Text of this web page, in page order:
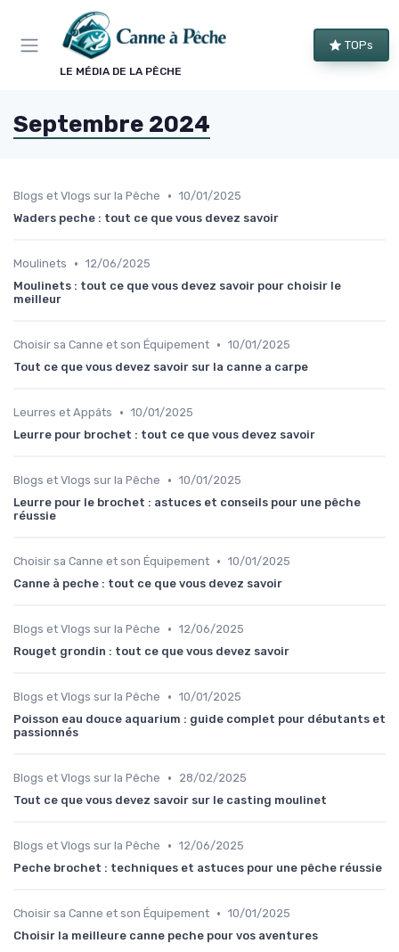
LE MÉDIA DE LA PÊCHE
TOPs
Septembre 2024
Blogs et Vlogs sur la Pêche • 10/01/2025
Waders peche : tout ce que vous devez savoir
Moulinets • 12/06/2025
Moulinets : tout ce que vous devez savoir pour choisir le
meilleur
Choisir sa Canne et son Équipement • 10/01/2025
Tout ce que vous devez savoir sur la canne a carpe
Leurres et Appâts • 10/01/2025
Leurre pour brochet : tout ce que vous devez savoir
Blogs et Vlogs sur la Pêche • 10/01/2025
Leurre pour le brochet : astuces et conseils pour une pêche
réussie
Choisir sa Canne et son Équipement • 10/01/2025
Canne à peche : tout ce que vous devez savoir
Blogs et Vlogs sur la Pêche • 12/06/2025
Rouget grondin : tout ce que vous devez savoir
Blogs et Vlogs sur la Pêche • 10/01/2025
Poisson eau douce aquarium : guide complet pour débutants et
passionnés
Blogs et Vlogs sur la Pêche •
28/02/2025
Tout ce que vous devez savoir sur le casting moulinet
Blogs et Vlogs sur la Pêche • 12/06/2025
Peche brochet : techniques et astuces pour une pêche réussie
Choisir sa Canne et son Équipement • 10/01/2025
Choisir la meilleure canne peche pour vos aventures
Panneau de gestion des cookies